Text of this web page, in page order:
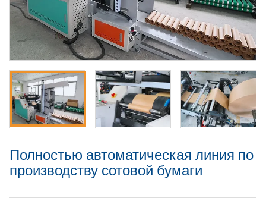
Полностью автоматическая линия по
производству сотовой бумаги